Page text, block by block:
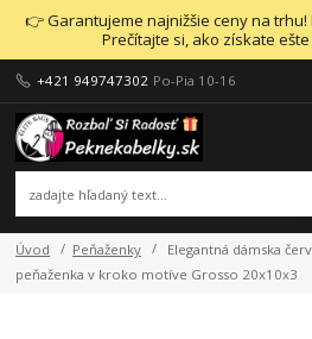
👉 Garantujeme najnižšie ceny na
Prečítajte si, ako získate
+421 949747302 Po-Pia 10-16
Úvod Peňaženky
Elegantná dámska
peňaženka v kroko motíve Grosso 20x10x3